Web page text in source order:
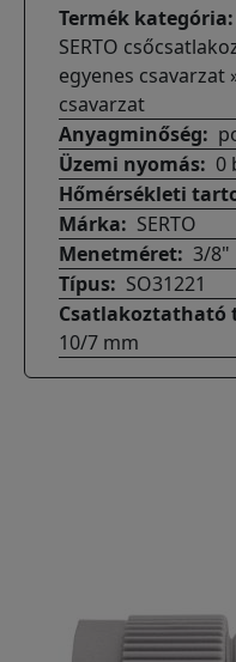
Termék kategória
SERTO
egyenes csavarzat
csavarzat
Anyagminőség
Üzemi nyomás
0
Hőmérsékleti
Márka
SERTO
Menetméret 3/8"
Típus
SO31221
Csatlakoztatható
10/7 mm